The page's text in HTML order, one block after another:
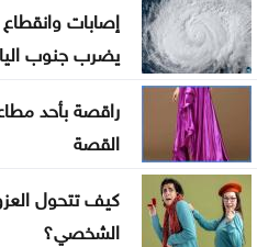
إصابات وانقطاع
يضرب جنوب
راقصة بأحد
القصة
كيف تتحول
الشخصي؟